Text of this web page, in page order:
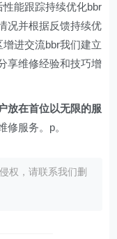
能跟踪持续优化bbr
况并根据反馈持续优
进交流bbr我们建立
享维修经验和技巧增
放在首位以无限的服
修服务。p。
权，请联系我们删